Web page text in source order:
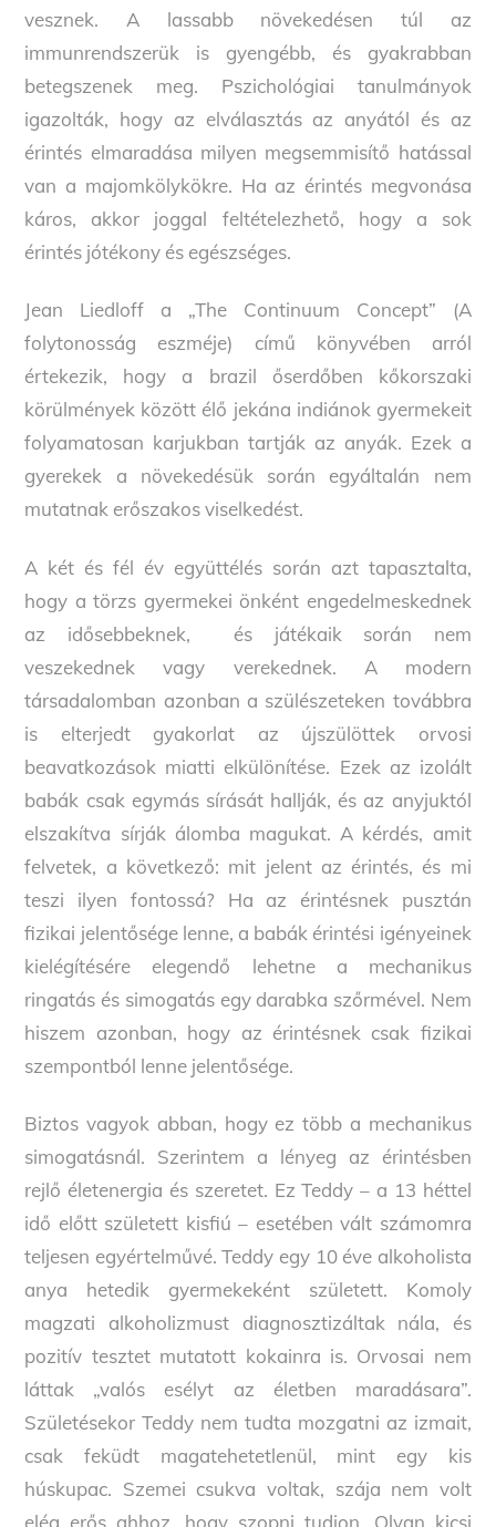
vesznek. A lassabb növekedésen túl az
immunrendszerük is gyengébb, és gyakrabban
betegszenek meg. Pszichológiai tanulmányok
igazolták, hogy az elválasztás az anyától és az
érintés elmaradása milyen megsemmisítő hatással
van a majomkölykökre. Ha az érintés megvonása
káros, akkor joggal feltételezhető, hogy a sok
érintés jótékony és egészséges.
Jean Liedloff a „The Continuum Concept” (A
folytonosság eszméje) című könyvében arról
értekezik, hogy a brazil őserdőben kőkorszaki
körülmények között élő jekána indiánok gyermekeit
folyamatosan karjukban tartják az anyák. Ezek a
gyerekek a növekedésük során egyáltalán nem
mutatnak erőszakos viselkedést.
A két és fél év együttélés során azt tapasztalta,
hogy a törzs gyermekei önként engedelmeskednek
az idősebbeknek, és játékaik során nem
veszekednek vagy verekednek. A modern
társadalomban azonban a szülészeteken továbbra
is elterjedt gyakorlat az újszülöttek orvosi
beavatkozások miatti elkülönítése. Ezek az izolált
babák csak egymás sírását hallják, és az anyjuktól
elszakítva sírják álomba magukat. A kérdés, amit
felvetek, a következő: mit jelent az érintés, és mi
teszi ilyen fontossá? Ha az érintésnek pusztán
fizikai jelentősége lenne, a babák érintési igényeinek
kielégítésére elegendő lehetne a mechanikus
ringatás és simogatás egy darabka szőrmével. Nem
hiszem azonban, hogy az érintésnek csak fizikai
szempontból lenne jelentősége.
Biztos vagyok abban, hogy ez több a mechanikus
simogatásnál. Szerintem a lényeg az érintésben
rejlő életenergia és szeretet. Ez Teddy – a 13 héttel
idő előtt született kisfiú – esetében vált számomra
teljesen egyértelművé. Teddy egy 10 éve alkoholista
anya hetedik gyermekeként született. Komoly
magzati alkoholizmust diagnosztizáltak nála, és
pozitív tesztet mutatott kokainra is. Orvosai nem
láttak „valós esélyt az életben maradásara”.
Születésekor Teddy nem tudta mozgatni az izmait,
csak feküdt magatehetetlenül, mint egy kis
húskupac. Szemei csukva voltak, szája nem volt
elég erős ahhoz, hogy szopni tudjon. Olyan kicsi